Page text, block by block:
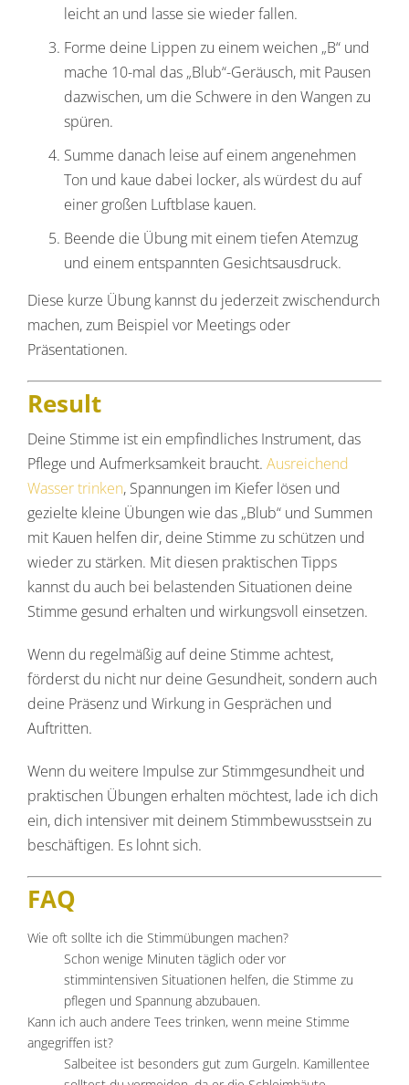
leicht an und lasse sie wieder fallen.
Forme deine Lippen zu einem weichen „B“ und
mache 10-mal das „Blub“-Geräusch, mit Pausen
dazwischen, um die Schwere in den Wangen zu
spüren.
Summe danach leise auf einem angenehmen
Ton und kaue dabei locker, als würdest du auf
einer großen Luftblase kauen.
Beende die Übung mit einem tiefen Atemzug
und einem entspannten Gesichtsausdruck.
Diese kurze Übung kannst du jederzeit zwischendurch
machen, zum Beispiel vor Meetings oder
Präsentationen.
Result
Deine Stimme ist ein empfindliches Instrument, das
Pflege und Aufmerksamkeit braucht. Ausreichend
Wasser trinken, Spannungen im Kiefer lösen und
gezielte kleine Übungen wie das „Blub“ und Summen
mit Kauen helfen dir, deine Stimme zu schützen und
wieder zu stärken. Mit diesen praktischen Tipps
kannst du auch bei belastenden Situationen deine
Stimme gesund erhalten und wirkungsvoll einsetzen.
Wenn du regelmäßig auf deine Stimme achtest,
förderst du nicht nur deine Gesundheit, sondern auch
deine Präsenz und Wirkung in Gesprächen und
Auftritten.
Wenn du weitere Impulse zur Stimmgesundheit und
praktischen Übungen erhalten möchtest, lade ich dich
ein, dich intensiver mit deinem Stimmbewusstsein zu
beschäftigen. Es lohnt sich.
FAQ
Wie oft sollte ich die Stimmübungen machen?
Schon wenige Minuten täglich oder vor
stimmintensiven Situationen helfen, die Stimme zu
pflegen und Spannung abzubauen.
Kann ich auch andere Tees trinken, wenn meine Stimme
angegriffen ist?
Salbeitee ist besonders gut zum Gurgeln. Kamillentee